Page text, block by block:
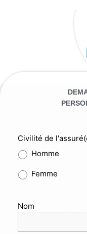
Civilité de
Homme
Femme
Nom